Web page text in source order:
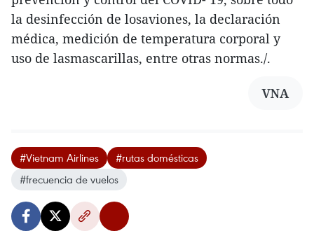
la desinfección de losaviones, la declaración
médica, medición de temperatura corporal y
uso de lasmascarillas, entre otras normas./.
VNA
#Vietnam Airlines
#rutas domésticas
#frecuencia de vuelos